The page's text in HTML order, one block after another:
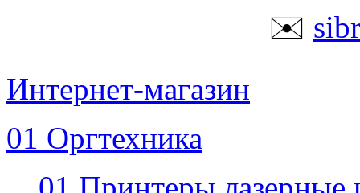
✉️
Интернет-магазин
01 Оргтехника